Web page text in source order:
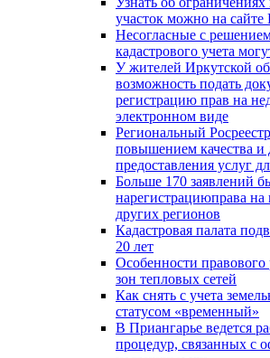
участок можно на сайте
Несогласные с
кадастрового учета
У жителей Иркутской
возможность подать
регистрацию прав на
электронном виде
Региональный
повышением качества и
предоставления услуг
Больше 170 заявлений
нарегистрациюправа
других регионов
Кадастровая палата
20 лет
Особенности
зон тепловых сетей
Как снять с учета
статусом «временный»
В Приангарье ведется
процедур, связанных с